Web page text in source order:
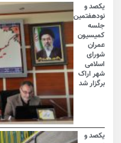
یکصد و
نودهفتمین
جلسه
کمیسیون
عمران
شورای
اسلامی
شهر اراک
برگزار شد
یکصد و